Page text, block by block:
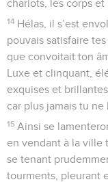
chariots, les corps
14 Hélas, il s’est
pouvais satisfaire
que convoitait ton
Luxe et clinquant,
exquises et
car plus jamais tu ne
15 Ainsi se
en vendant à la ville
se tenant
tourments, pleurant